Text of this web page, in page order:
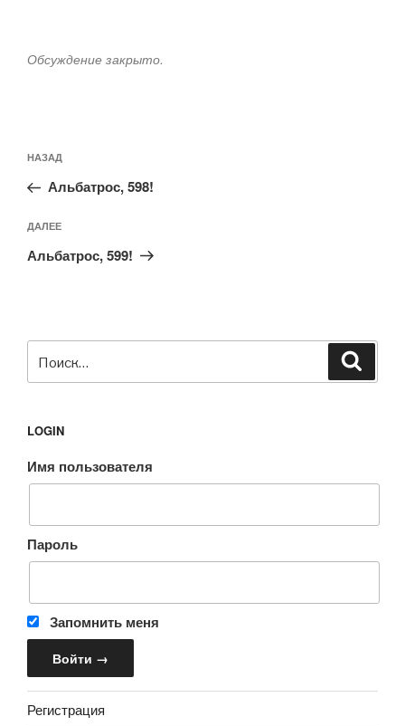
Обсуждение закрыто.
по
записям
Предыдущая
запись:
НАЗАД
Альбатрос, 598!
Следующая
запись
ДАЛЕЕ
Альбатрос, 599!
LOGIN
Имя пользователя
Пароль
Запомнить меня
Регистрация